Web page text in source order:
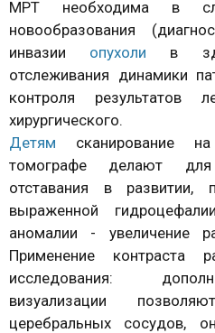
МРТ необходима в
новообразования
инвазии опухоли в
отслеживания динамики
контроля
хирургического.
Детям сканирование на
томографе делают для
отставания в развитии,
выраженной
аномалии - увеличение
Применение контраста
исследования:
визуализации
церебральных сосудов,